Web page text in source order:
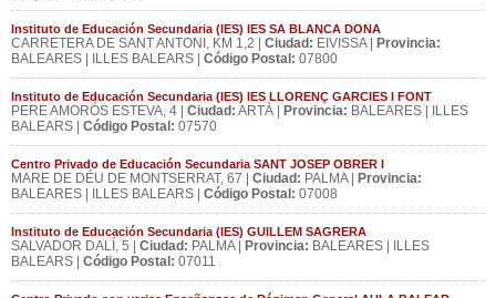
Instituto de Educación Secundaria (IES) IES SA BLANCA DONA
CARRETERA DE SANT ANTONI, KM 1,2 | Ciudad: EIVISSA |
Provincia:
BALEARES | ILLES BALEARS | Código Postal: 07800
Instituto de Educación Secundaria (IES) IES LLORENÇ GARCIES I FONT
PERE AMORÓS ESTEVA, 4 | Ciudad: ARTÀ | Provincia: BALEARES | ILLES
BALEARS | Código Postal: 07570
Centro Privado de Educación Secundaria SANT JOSEP OBRER I
MARE DE DÉU DE MONTSERRAT, 67 | Ciudad: PALMA |
Provincia:
BALEARES | ILLES BALEARS | Código Postal: 07008
Instituto de Educación Secundaria (IES) GUILLEM SAGRERA
SALVADOR DALÍ, 5 | Ciudad: PALMA | Provincia: BALEARES | ILLES
BALEARS | Código Postal: 07011